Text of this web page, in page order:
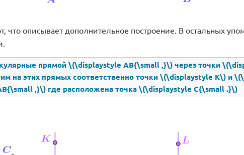
что описывает дополнительное построение. В остальных
прямой \(\displaystyle AB{\small ,}\) через точки
на этих прямых соответственно точки \(\displaystyle K\) и
,}\) где расположена точка \(\displaystyle C{\small .}\)